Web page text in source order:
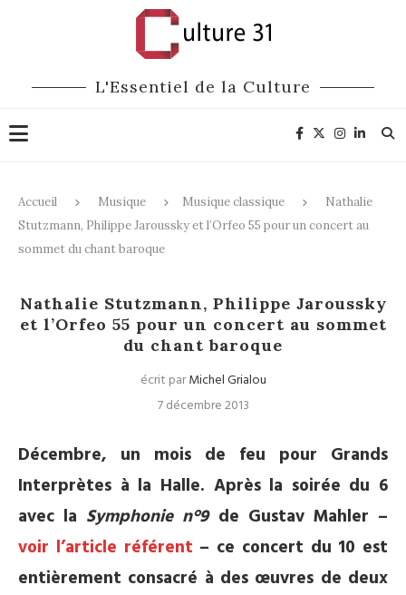
L'Essentiel de la Culture
Accueil Musique Musique classique
Nathalie
Stutzmann, Philippe Jaroussky et l’Orfeo 55 pour un concert au
sommet du chant baroque
Nathalie Stutzmann, Philippe Jaroussky
et l’Orfeo 55 pour un concert au sommet
du chant baroque
écrit parMichel Grialou
7 décembre 2013
Décembre, un mois de feu pour Grands
Interprètes à la Halle. Après la soirée du 6
avec la Symphonie n°9de Gustav Mahler –
voir l’article référent – ce concert du 10 est
entièrement consacré à des œuvres de deux